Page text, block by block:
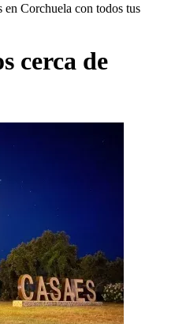
en Corchuela con todos tus
cerca de